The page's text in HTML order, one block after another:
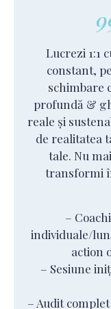
Lucrezi 1:1
constant,
schimbare
profundă &
reale și
de realitatea
tale. Nu
transformi
–
individuale/
action
– Sesiune
– Audit